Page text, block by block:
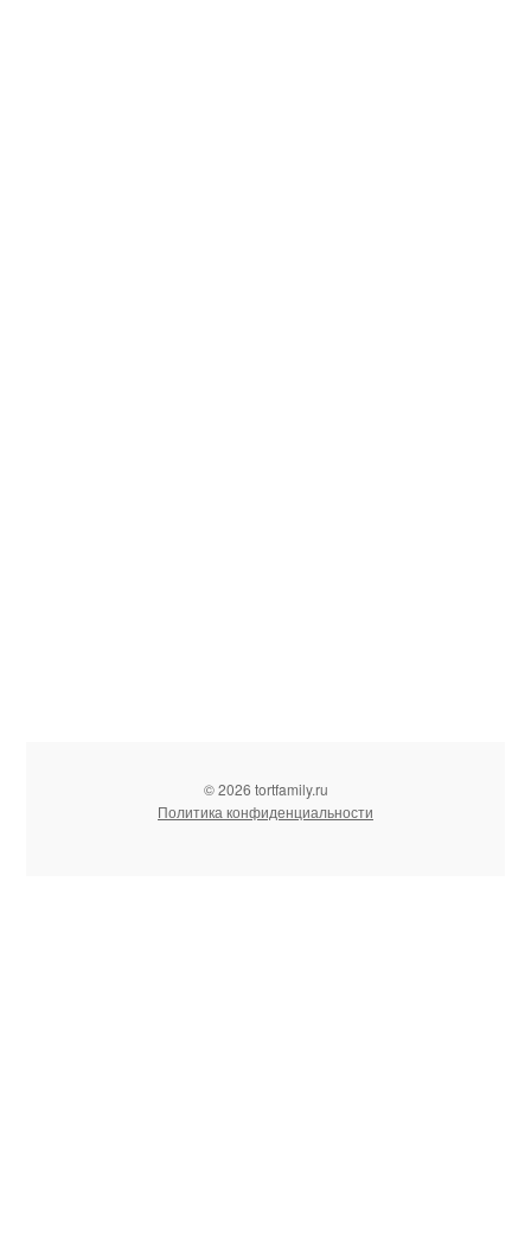
© 2026 tortfamily.ru
Политика конфиденциальности